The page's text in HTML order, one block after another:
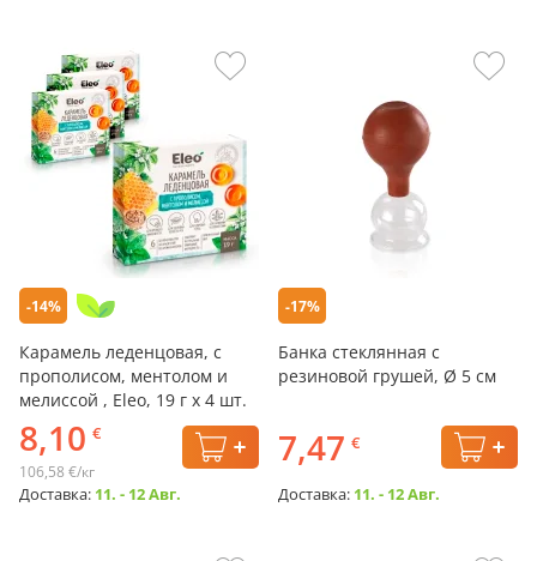
-14%
Карамель леденцовая, с
прополисом, ментолом и
мелиссой , Eleo, 19 г х 4 шт.
8,10 €
106,58 €/кг
Доставка: 11. - 12 Авг.
-17%
Банка стеклянная с
резиновой грушей, Ø 5 см
7,47 €
Доставка: 11. - 12 Авг.